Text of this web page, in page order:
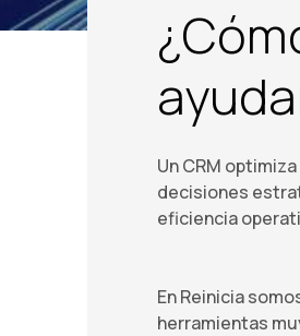
Un CRM
decisiones
eficiencia
En Reinicia
herramientas